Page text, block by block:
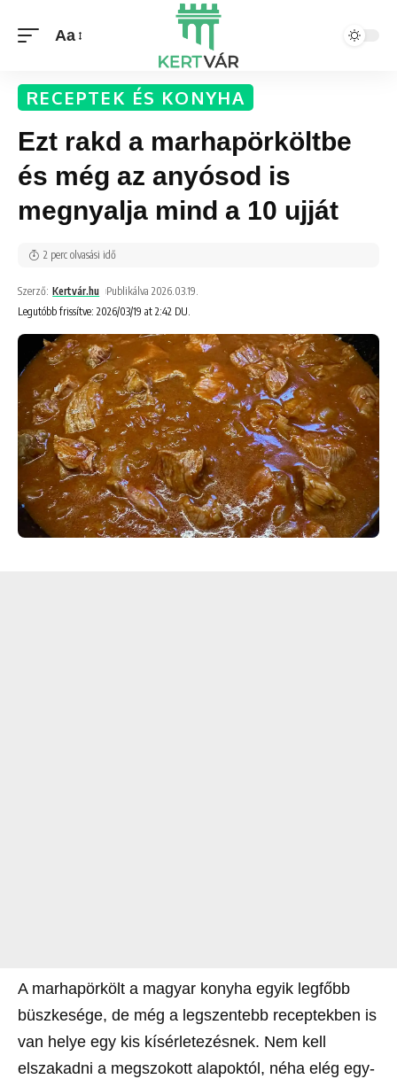
Aa
RECEPTEK ÉS KONYHA
Ezt rakd a marhapörköltbe
és még az anyósod is
megnyalja mind a 10 ujját
Legutóbb frissítve: 2026/03/19 at 2:42 DU.
Szerző: Kertvár.hu Publikálva 2026.03.19.
2 perc olvasási idő
A marhapörkölt a magyar konyha egyik legfőbb
büszkesége, de még a legszentebb receptekben is
van helye egy kis kísérletezésnek. Nem kell
elszakadni a megszokott alapoktól, néha elég egy-